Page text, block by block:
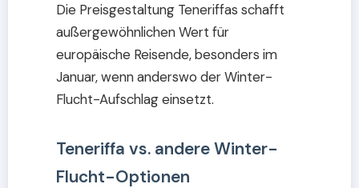
Die Preisgestaltung Teneriffas schafft
außergewöhnlichen Wert für
europäische Reisende, besonders im
Januar, wenn anderswo der Winter-
Flucht-Aufschlag einsetzt.
Teneriffa vs. andere Winter-
Flucht-Optionen